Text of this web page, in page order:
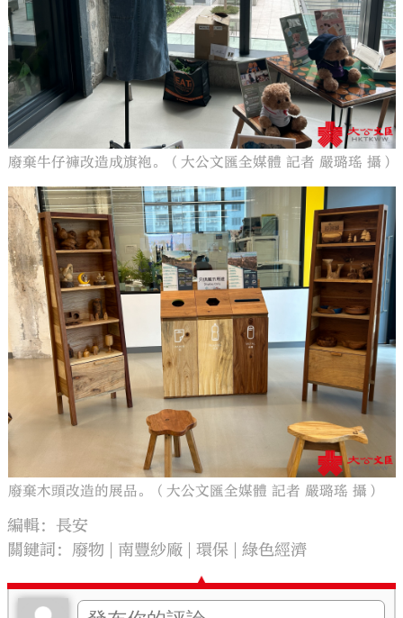
廢棄牛仔褲改造成旗袍。（大公文匯全媒體 記者 嚴璐瑤 攝）
廢棄木頭改造的展品。（大公文匯全媒體 記者 嚴璐瑤 攝）
編輯：長安
關鍵詞： 廢物 南豐紗廠 環保 綠色經濟